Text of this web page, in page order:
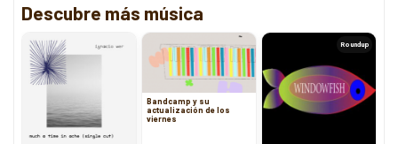
Descubre más música
Bandcamp y su
actualización de los
viernes
Roundup